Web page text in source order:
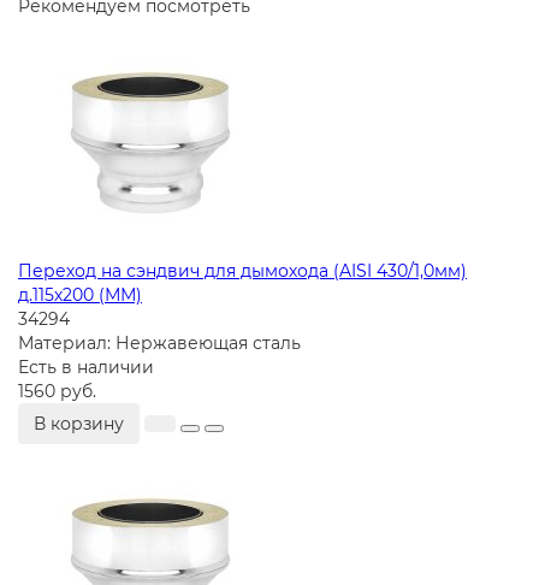
Рекомендуем посмотреть
Переход на сэндвич для дымохода (AISI 430/1,0мм)
д.115х200 (ММ)
34294
Материал: Нержавеющая сталь
Есть в наличии
1560 руб.
В корзину